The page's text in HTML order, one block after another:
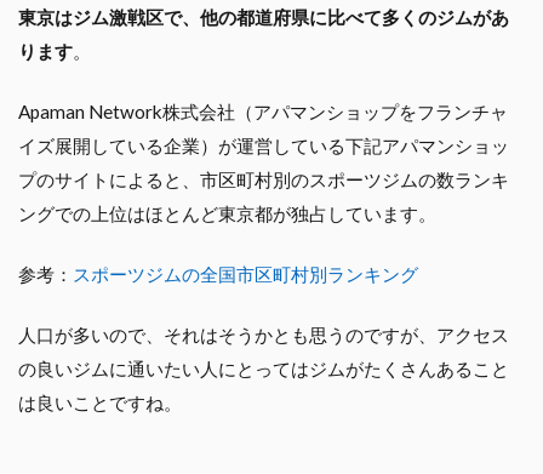
東京はジム激戦区で、他の都道府県に比べて多くのジムがあ
ります。
Apaman Network株式会社（アパマンショップをフランチャ
イズ展開している企業）が運営している下記アパマンショッ
プのサイトによると、市区町村別のスポーツジムの数ランキ
ングでの上位はほとんど東京都が独占しています。
参考： スポーツジムの全国市区町村別ランキング
人口が多いので、それはそうかとも思うのですが、アクセス
の良いジムに通いたい人にとってはジムがたくさんあること
は良いことですね。